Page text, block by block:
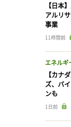
【日本
アルリ
事業
11時間前
エネルギ
【カナ
ズ、バ
ンも
1日前